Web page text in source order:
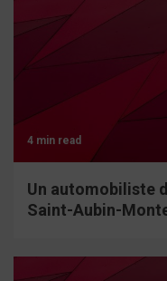
4 min read
Un automobiliste
Saint-Aubin-